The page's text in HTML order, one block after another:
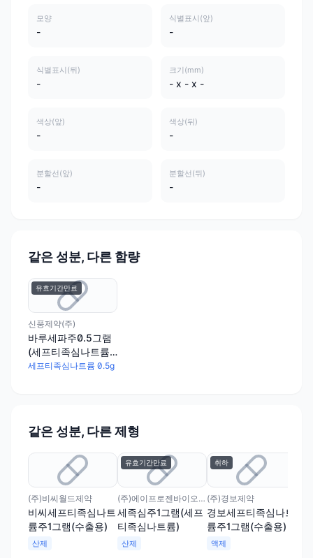
모양
-
식별표시(앞)
-
식별표시(뒤)
-
크기(mm)
- x - x -
색상(앞)
-
색상(뒤)
-
분할선(앞)
-
분할선(뒤)
-
같은 성분, 다른 함량
유효기간만료
신풍제약(주)
바루세파주0.5그램
(세프티족심나트륨)
(수출명:ADVANCEF
세프티족심나트륨 0.5g
같은 성분, 다른 제형
(주)비씨월드제약
비씨세프티족심나트
륨주1그램(수출용)
산제
유효기간만료
(주)에이프로젠바이오로직스
세족심주1그램(세프
티족심나트륨)
산제
취하
(주)경보제약
경보세프티족심나트
륨주1그램(수출용)
액제